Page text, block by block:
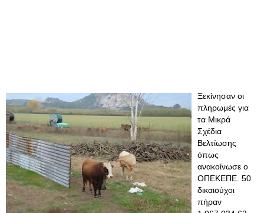
Ξεκίνησαν οι
πληρωμές για
τα Μικρά
Σχέδια
Βελτίωσης
όπως
ανακοίνωσε ο
ΟΠΕΚΕΠΕ. 50
δικαιούχοι
πήραν